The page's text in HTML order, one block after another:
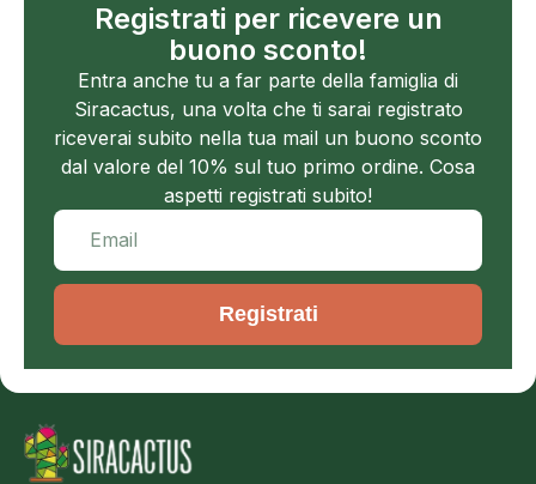
Registrati per ricevere un
buono sconto!
Entra anche tu a far parte della famiglia di
Siracactus, una volta che ti sarai registrato
riceverai subito nella tua mail un buono sconto
dal valore del 10% sul tuo primo ordine. Cosa
aspetti registrati subito!
Registrati